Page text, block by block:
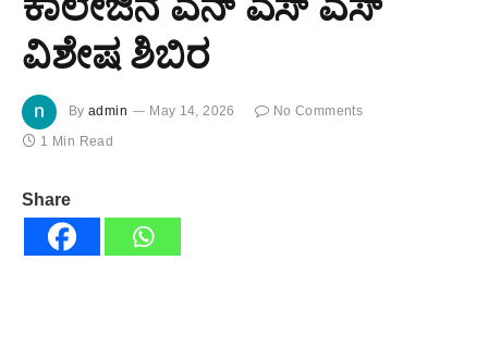
ವಿಶೇಷ ಶಿಬಿರ
By admin May 14, 2026
No Comments
1 Min Read
Share